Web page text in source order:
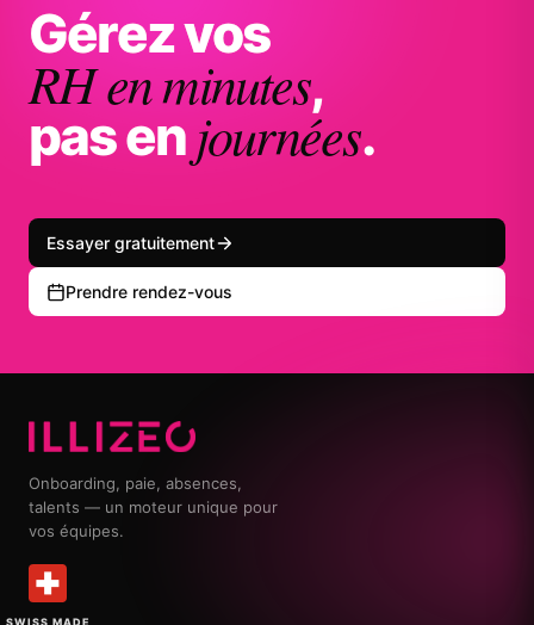
Gérez vos
RH en minutes,
pas enjournées.
Essayer gratuitement
Prendre rendez-vous
Onboarding, paie, absences,
talents — un moteur unique pour
vos équipes.
SWISS MADE